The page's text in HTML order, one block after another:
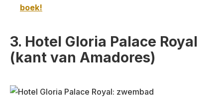
boek!
3. Hotel Gloria Palace Royal
(kant van Amadores)